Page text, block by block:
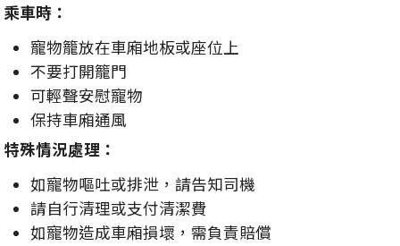
乘車時：
寵物籠放在車廂地板或座位上
不要打開籠門
可輕聲安慰寵物
保持車廂通風
特殊情況處理：
如寵物嘔吐或排泄，請告知司機
請自行清理或支付清潔費
如寵物造成車廂損壞，需負責賠償